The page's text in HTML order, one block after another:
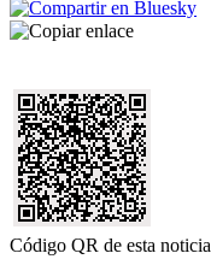
Código QR de esta noticia